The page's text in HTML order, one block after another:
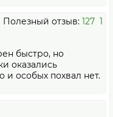
Полезный отзыв: 127 1
быстро, но
оказались
и особых похвал нет.